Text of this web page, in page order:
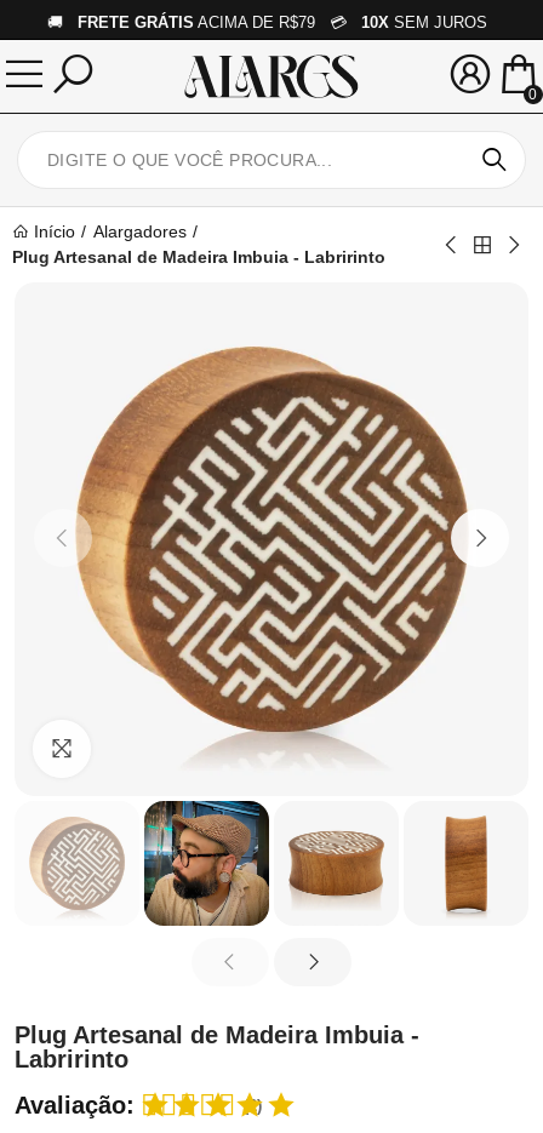
🚚 FRETE GRÁTIS ACIMA DE R$79 💳 10X SEM JUROS
0
Início
Alargadores
Plug Artesanal de Madeira Imbuia - Labririnto
Clique para ampliar
Plug Artesanal de Madeira Imbuia -
Labririnto
Avaliação:
(2)